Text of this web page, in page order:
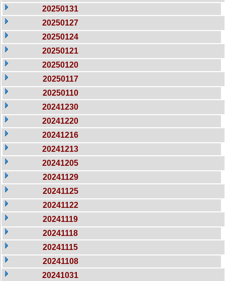
20250131
20250127
20250124
20250121
20250120
20250117
20250110
20241230
20241220
20241216
20241213
20241205
20241129
20241125
20241122
20241119
20241118
20241115
20241108
20241031